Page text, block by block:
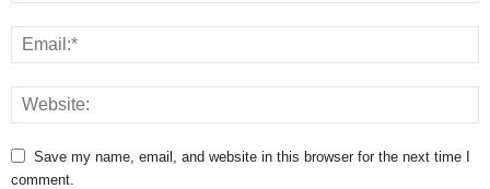
Save my name, email, and website in this browser for the next time I
comment.